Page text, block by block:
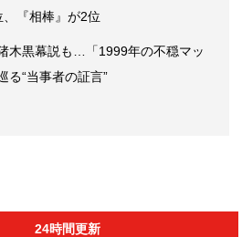
『相棒』が2位
木黒幕説も…「1999年の不穏マッ
る“当事者の証言”
24時間更新